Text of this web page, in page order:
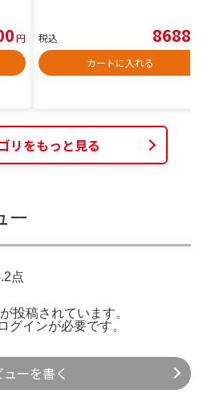
円
税込 8688
カートに入れる
リをもっと見る
ー
点
投稿されています。
ログインが必要です。
ューを書く